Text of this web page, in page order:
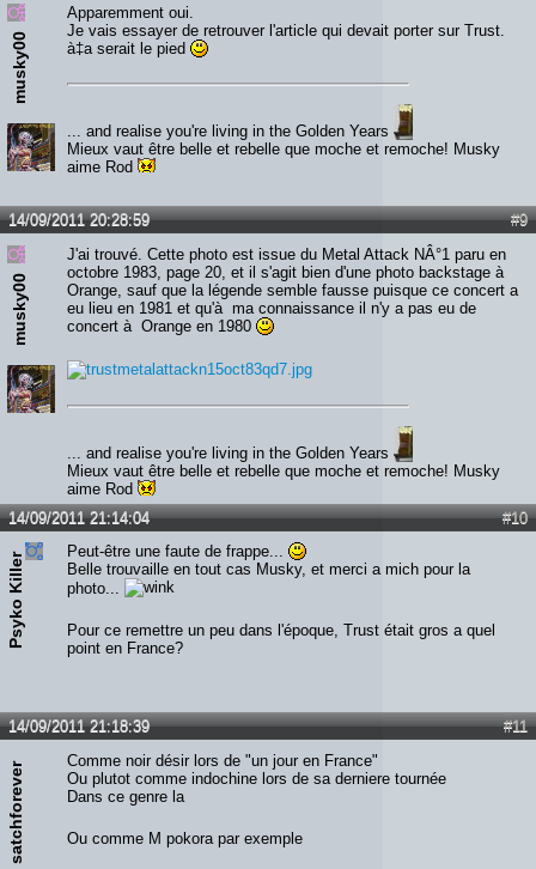
musky00
Apparemment oui.
Je vais essayer de retrouver l'article qui devait porter sur Trust.
à‡a serait le pied
... and realise you're living in the Golden Years
Mieux vaut être belle et rebelle que moche et remoche! Musky
aime Rod
#9
14/09/2011 20:28:59
musky00
J'ai trouvé. Cette photo est issue du Metal Attack NÂ°1 paru en
octobre 1983, page 20, et il s'agit bien d'une photo backstage à
Orange, sauf que la légende semble fausse puisque ce concert a
eu lieu en 1981 et qu'à ma connaissance il n'y a pas eu de
concert à Orange en 1980
... and realise you're living in the Golden Years
Mieux vaut être belle et rebelle que moche et remoche! Musky
aime Rod
#10
14/09/2011 21:14:04
Psyko Killer
Peut-être une faute de frappe...
Belle trouvaille en tout cas Musky, et merci a mich pour la
photo...
Pour ce remettre un peu dans l'époque, Trust était gros a quel
point en France?
#11
14/09/2011 21:18:39
satchforever
Comme noir désir lors de "un jour en France"
Ou plutot comme indochine lors de sa derniere tournée
Dans ce genre la
Ou comme M pokora par exemple